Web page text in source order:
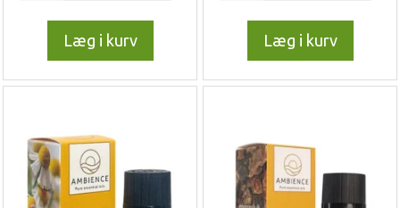
Læg i kurv Læg i kurv